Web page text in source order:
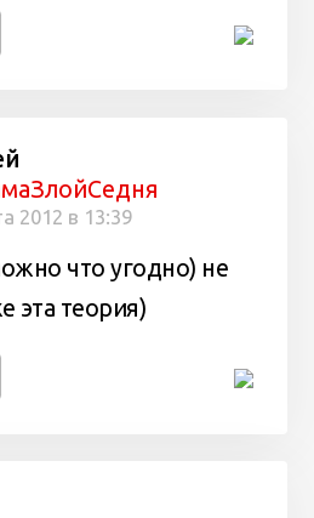
2012 в 13:39
что угодно) не
эта теория)